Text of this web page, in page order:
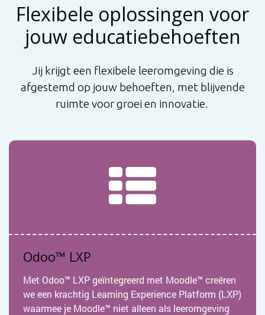
Flexibele oplossingen voor
jouw educatiebehoeften
Jij krijgt een flexibele leeromgeving die is
afgestemd op jouw behoeften, met blijvende
ruimte voor groei en innovatie.
Odoo™ LXP
Met Odoo™ LXP geïntegreerd met Moodle™ creëren
we een krachtig Learning Experience Platform (LXP)
waarmee je Moodle™ niet alleen als leeromgeving